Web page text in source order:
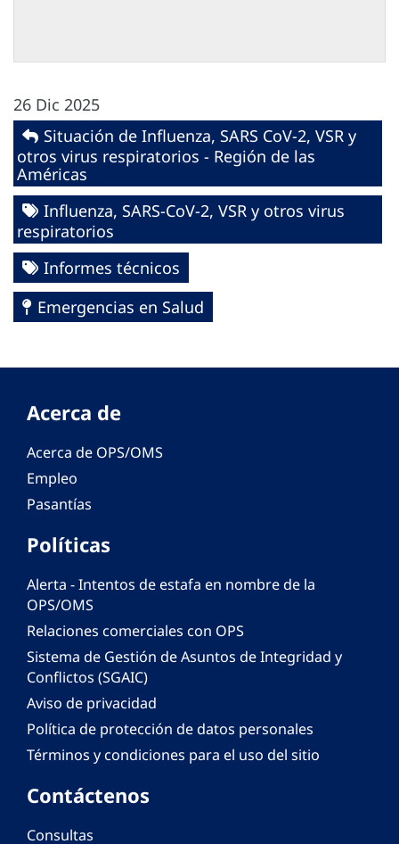
26 Dic 2025
Situación de Influenza, SARS CoV-2, VSR y
otros virus respiratorios - Región de las
Américas
Influenza, SARS-CoV-2, VSR y otros virus
respiratorios
Informes técnicos
Emergencias en Salud
Acerca de
Acerca de OPS/OMS
Empleo
Pasantías
Políticas
Alerta - Intentos de estafa en nombre de la
OPS/OMS
Relaciones comerciales con OPS
Sistema de Gestión de Asuntos de Integridad y
Conflictos (SGAIC)
Aviso de privacidad
Política de protección de datos personales
Términos y condiciones para el uso del sitio
Contáctenos
Consultas